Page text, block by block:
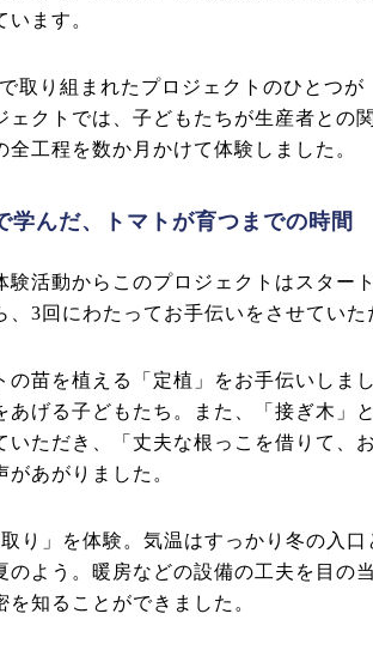
ます。
取り組まれたプロジェクトのひとつが
ェクトでは、子どもたちが生産者との
工程を数か月かけて体験しました。
学んだ、トマトが育つまでの時間
験活動からこのプロジェクトはスター
、3回にわたってお手伝いをさせていた
の苗を植える「定植」をお手伝いしま
あげる子どもたち。また、「接ぎ木」
いただき、「丈夫な根っこを借りて、
あがりました。
り」を体験。気温はすっかり冬の入
のよう。暖房などの設備の工夫を目の
知ることができました。